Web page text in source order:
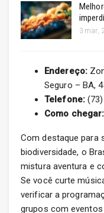
3 mar,
Endereço:
Seguro – BA,
Telefone:(73)
Como chegar:
Com destaque para
biodiversidade, o
mistura aventura e
Se você curte
verificar a
grupos com eventos